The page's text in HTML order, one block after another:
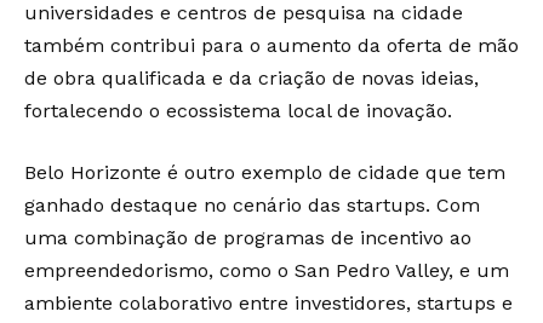
universidades e centros de pesquisa na cidade
também contribui para o aumento da oferta de mão
de obra qualificada e da criação de novas ideias,
fortalecendo o ecossistema local de inovação.
Belo Horizonte é outro exemplo de cidade que tem
ganhado destaque no cenário das startups. Com
uma combinação de programas de incentivo ao
empreendedorismo, como o San Pedro Valley, e um
ambiente colaborativo entre investidores, startups e